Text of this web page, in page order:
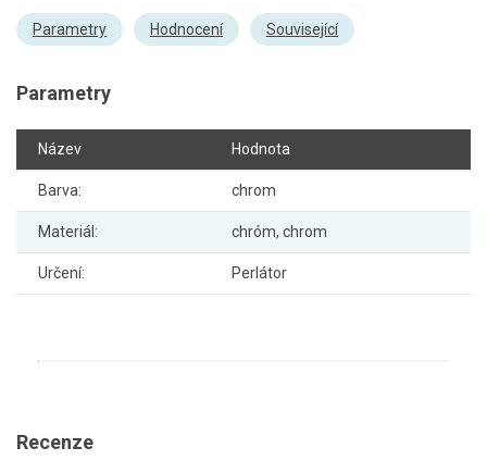
Parametry Hodnocení Související
Parametry
Název Hodnota
Barva: chrom
Materiál: chróm, chrom
Určení: Perlátor
Recenze